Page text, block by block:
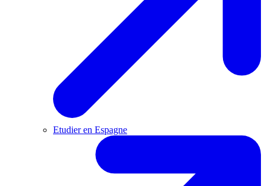
Etudier en Espagne